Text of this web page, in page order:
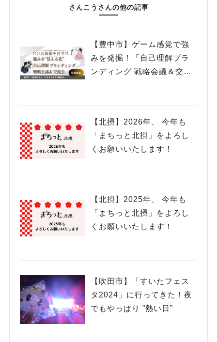
さんこうさんの他の記事
【豊中市】ゲーム感覚で強
みを発掘！「自己理解ブラ
ンディング 戦略会議＆交流
【北摂】2026年、 今年も
「まちっと北摂」をよろし
くお願いいたします！
【北摂】2025年、 今年も
「まちっと北摂」をよろし
くお願いいたします！
【吹田市】「すいたフェス
タ2024」に行ってきた！夜
でもやっぱり ”熱い日”